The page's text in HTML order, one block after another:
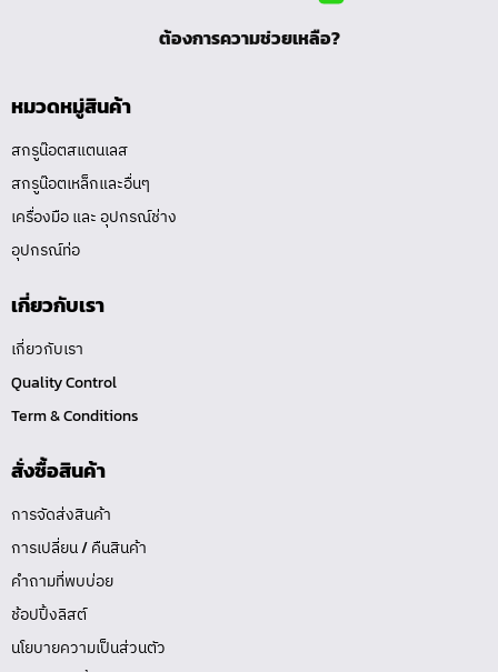
ต้องการความช่วยเหลือ?
หมวดหมู่สินค้า
สกรูน๊อตสแตนเลส
สกรูน๊อตเหล็กและอื่นๆ
เครื่องมือ และ อุปกรณ์ช่าง
อุปกรณ์ท่อ
เกี่ยวกับเรา
เกี่ยวกับเรา
Quality Control
Term & Conditions
สั่งซื้อสินค้า
การจัดส่งสินค้า
การเปลี่ยน / คืนสินค้า
คำถามที่พบบ่อย
ช้อปปิ้งลิสต์
นโยบายความเป็นส่วนตัว